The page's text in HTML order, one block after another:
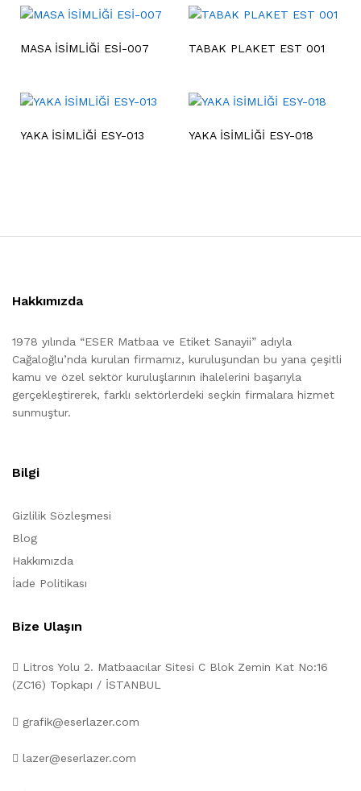
MASA İSİMLİĞİ ESİ-007 TABAK PLAKET EST 001
YAKA İSİMLİĞİ ESY-013 YAKA İSİMLİĞİ ESY-018
Hakkımızda
1978 yılında “ESER Matbaa ve Etiket Sanayii” adıyla
Cağaloğlu’nda kurulan firmamız, kuruluşundan bu yana çeşitli
kamu ve özel sektör kuruluşlarının ihalelerini başarıyla
gerçekleştirerek, farklı sektörlerdeki seçkin firmalara hizmet
sunmuştur.
Bilgi
Gizlilik Sözleşmesi
Blog
Hakkımızda
İade Politikası
Bize Ulaşın
Litros Yolu 2. Matbaacılar Sitesi C Blok Zemin Kat No:16
(ZC16) Topkapı / İSTANBUL
grafik@eserlazer.com
lazer@eserlazer.com